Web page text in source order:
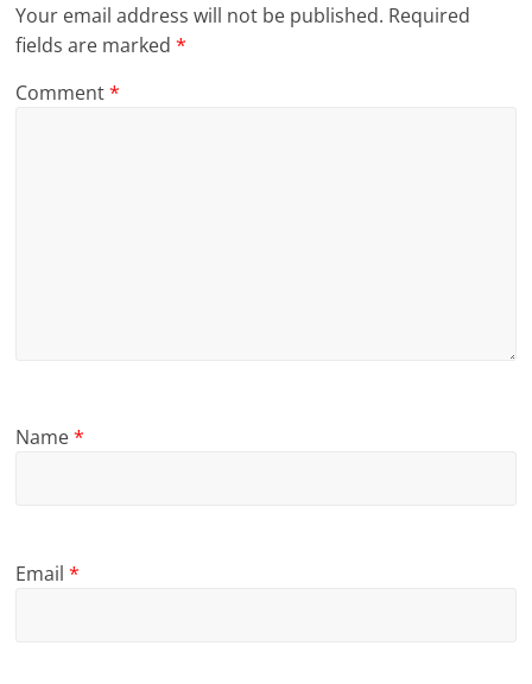
Your email address will not be published. Required
fields are marked*
Comment*
Name*
Email*